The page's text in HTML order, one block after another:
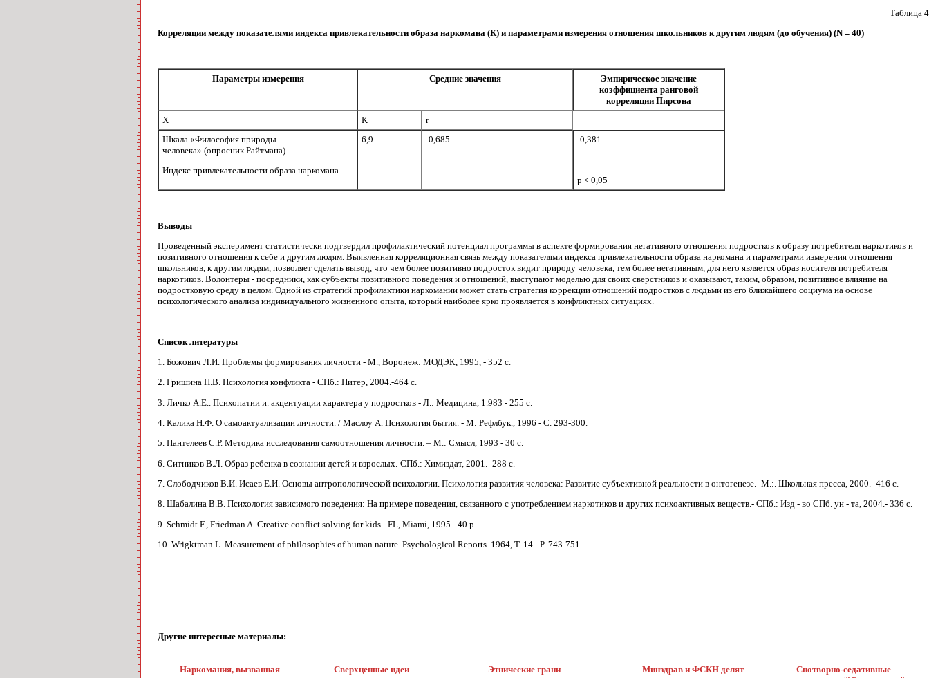
Таблица 4
Корреляции между показателями индекса привлекательности образа наркомана (К) и параметрами измерения отношения школьников к другим людям (до обучения) (N= 40)
Параметры измерения Средние значения
Эмпирическое значение
коэффициента ранговой
корреляции Пирсона
X
K
г
Шкала «Философия природы
человека» (опросник Райтмана)
Индекс привлекательности образа наркомана
6,9 -0,685 -0,381
р < 0,05
Выводы
Проведенный эксперимент ста­тистически подтвердил профилактический по­тенциал программы в аспекте формирования негативного отношения подростков к образу потребителя наркотиков и
позитивного отноше­ния к себе и другим людям. Выявленная корре­ляционная связь между показателями индекса привлекательности образа наркомана и пара­метрами измерения отношения
школьников, к другим людям, позволяет сделать вывод, что чем более позитивно подросток видит природу чело­века, тем более негативным, для него является образ носителя потребителя
наркотиков. Во­лонтеры - посредники, как субъекты позитив­ного поведения и отношений, выступают моде­лью для своих сверстников и оказывают, таким, образом, позитивное влияние на
подростковую среду в целом. Одной из стратегий профилакти­ки наркомании может стать стратегия коррек­ции отношений подростков с людьми из его бли­жайшего социума на основе
психологического анализа индивидуального жизненного опыта, который наиболее ярко проявляется в конфлик­тных ситуациях.
Список литературы
1. Божович Л.И. Проблемы формирования лич­ности - М., Воронеж: МОДЭК, 1995, - 352 с.
2. Гришина Н.В. Психология конфликта - СПб.: Питер, 2004.-464 с.
3. Личко А.Е.. Психопатии и. акцентуации харак­тера у подростков - Л.: Медицина, 1.983 - 255 с.
4. Калика Н.Ф. О самоактуализации личности. / Маслоу А. Психология бытия. - М: Рефлбук., 1996 - С. 293-300.
5. Пантелеев С.Р. Методика исследования само­отношения личности. – M.: Смысл, 1993 - 30 с.
6. Ситников В.Л. Образ ребенка в сознании детей и взрослых.-СПб.: Химиздат, 2001.- 288 с.
7. Слободчиков В.И. Исаев Е.И. Основы антропо­логической психологии. Психология развития чело­века: Развитие субъективной реальности в онтогене­зе.- М.:. Школьная пресса, 2000.- 416 с.
8. Шабалина В.В. Психология зависимого пове­дения: На примере поведения, связанного с употреб­лением наркотиков и других психоактивных ве­ществ.- СПб.: Изд - во СПб. ун - та, 2004.- 336 с.
9. Schmidt F., Friedman A. Creative conflict solv­ing for kids.- FL, Miami, 1995.- 40 p.
10. Wrigktman L. Measurement of philosophies of human nature. Psychological Reports. 1964, Т. 14.- P. 743-751.
Другие интересные материалы:
Наркомания, вызванная
Сверхценные идеи
Этнические грани
Минздрав и ФСКН делят
Снотворно-седативные